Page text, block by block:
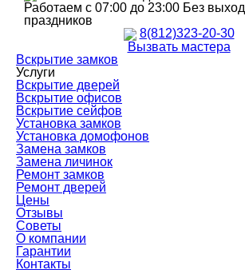
Работаем с 07:00 до 23:00 Без
праздников
8(812)323-20-30
Вызвать мастера
Вскрытие замков
Услуги
Вскрытие дверей
Вскрытие офисов
Вскрытие сейфов
Установка замков
Установка домофонов
Замена замков
Замена личинок
Ремонт замков
Ремонт дверей
Цены
Отзывы
Советы
О компании
Гарантии
Контакты